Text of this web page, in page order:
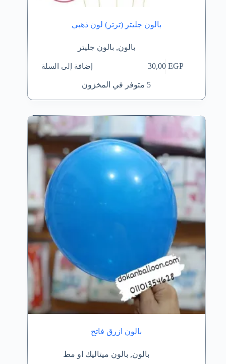
بالون جليتر (ترتر) لون ذهبي
بالون, بالون جليتر
30,00EGP إضافة إلى السلة
5 متوفر في المخزون
بالون ازرق فاتح
بالون, بالون ميتاليك او مط